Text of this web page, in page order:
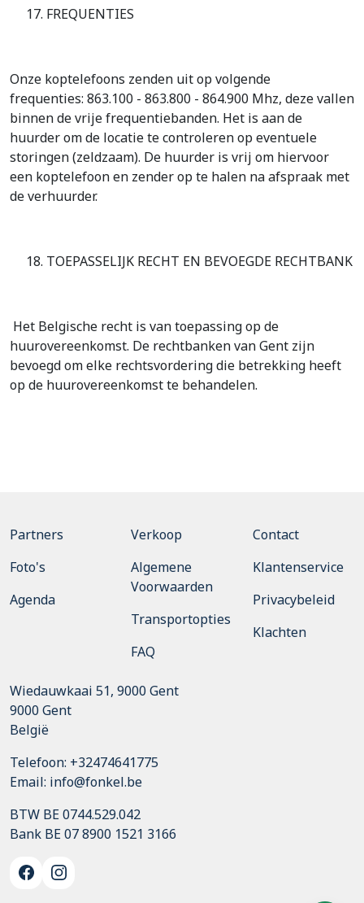
17. FREQUENTIES
Onze koptelefoons zenden uit op volgende
frequenties: 863.100 - 863.800 - 864.900 Mhz, deze vallen
binnen de vrije frequentiebanden. Het is aan de
huurder om de locatie te controleren op eventuele
storingen (zeldzaam). De huurder is vrij om hiervoor
een koptelefoon en zender op te halen na afspraak met
de verhuurder.
18. TOEPASSELIJK RECHT EN BEVOEGDE RECHTBANK
Het Belgische recht is van toepassing op de
huurovereenkomst. De rechtbanken van Gent zijn
bevoegd om elke rechtsvordering die betrekking heeft
op de huurovereenkomst te behandelen.
Partners
Foto's
Agenda
Verkoop
Algemene
Voorwaarden
Transportopties
FAQ
Contact
Klantenservice
Privacybeleid
Klachten
Wiedauwkaai 51, 9000 Gent
9000 Gent
België
Telefoon: +32474641775
Email: info@fonkel.be
BTW BE 0744.529.042
Bank BE 07 8900 1521 3166